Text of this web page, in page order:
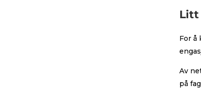
Litt
For å
Av
på